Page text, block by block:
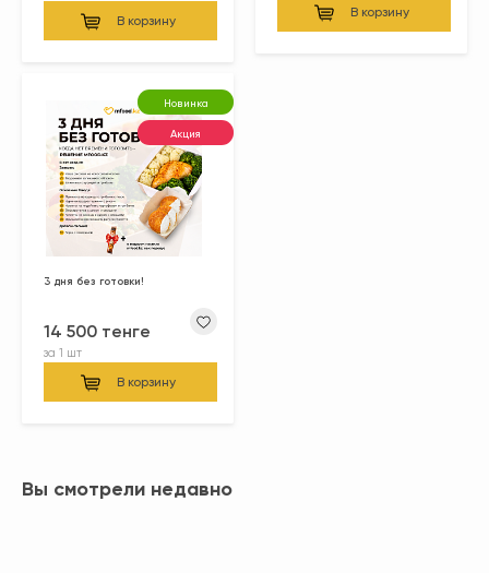
В корзину
Новинка
Акция
3 дня без готовки!
14 500 тенге
за 1 шт
В корзину
В корзину
Вы смотрели недавно